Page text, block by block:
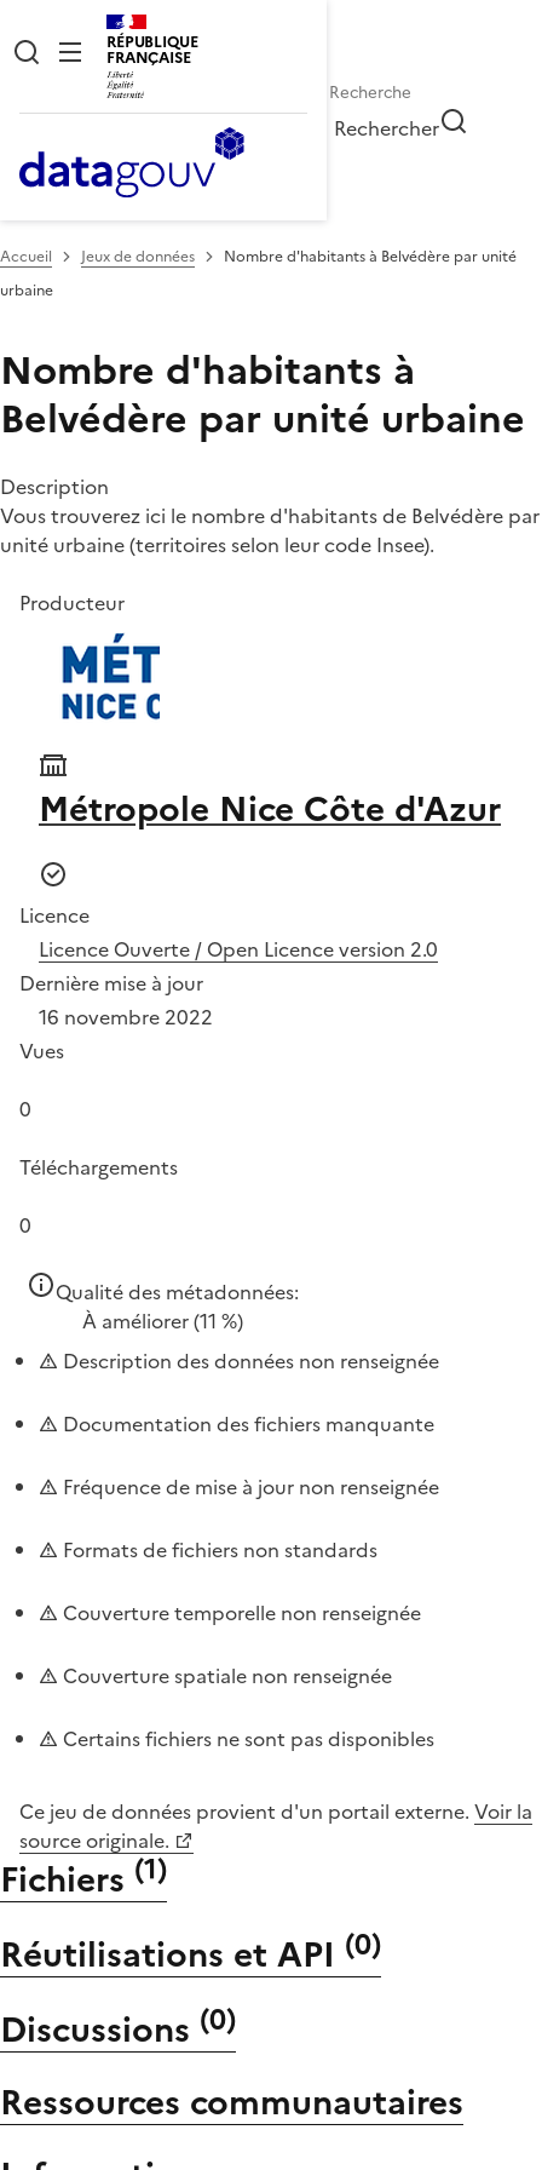
RÉPUBLIQUE
FRANÇAISE
Rechercher
Accueil Jeux de données
Nombre d'habitants à Belvédère par unité
urbaine
Nombre d'habitants à
Belvédère par unité urbaine
Description
Vous trouverez ici le nombre d'habitants de Belvédère par
unité urbaine (territoires selon leur code Insee).
Producteur
Métropole Nice Côte d'Azur
Licence
Licence Ouverte / Open Licence version 2.0
Dernière mise à jour
16 novembre 2022
Vues
0
Téléchargements
0
Qualité des métadonnées:
À améliorer(11 %)
Description des données non renseignée
Documentation des fichiers manquante
Fréquence de mise à jour non renseignée
Formats de fichiers non standards
Couverture temporelle non renseignée
Couverture spatiale non renseignée
Certains fichiers ne sont pas disponibles
Ce jeu de données provient d'un portail externe. Voir la
source originale.
Fichiers (1)
Réutilisations et API (0)
Discussions (0)
Ressources communautaires